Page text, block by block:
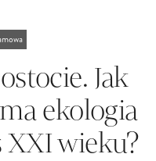
Jak
ekologia
wieku?